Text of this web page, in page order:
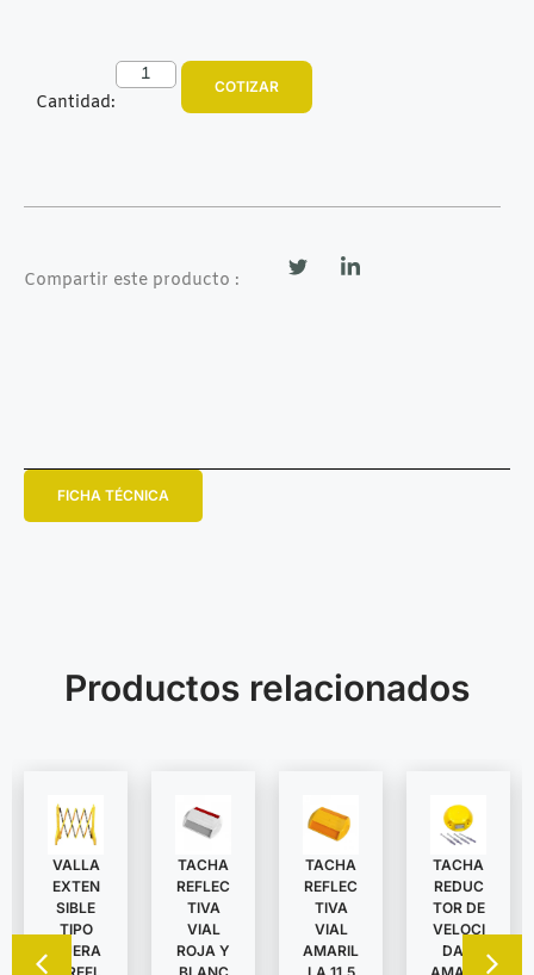
Cantidad:
COTIZAR
Compartir este producto :
FICHA TÉCNICA
Productos relacionados
VALLA
EXTEN
SIBLE
TIPO
TIJERA
TACHA
REFLEC
TIVA
VIAL
ROJA Y
TACHA
REFLEC
TIVA
VIAL
AMARIL
TACHA
REDUC
TOR DE
VELOCI
DAD